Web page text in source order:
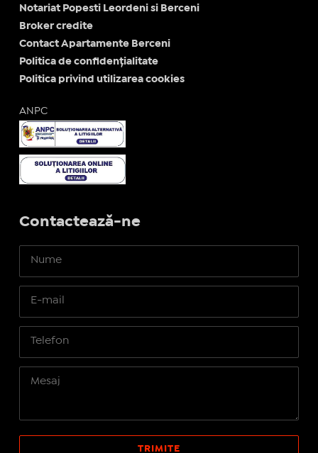
Notariat Popesti Leordeni si Berceni
Broker credite
Contact Apartamente Berceni
Politica de confidențialitate
Politica privind utilizarea cookies
ANPC
Contactează-ne